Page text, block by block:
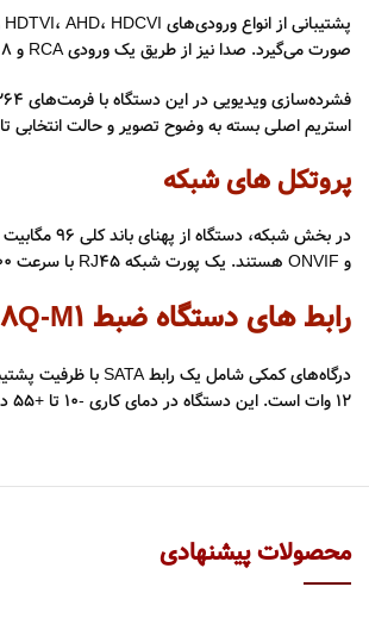
صورت می‌گیرد. صدا نیز از طریق یک ورودی RCA و 8 کانال از طریق کابل کواکسیال منتقل می‌شود و یک کانال خروجی صدا به همراه صدای دوطرفه از طریق ورودی اول RCA وجود دارد.
استریم اصلی بسته به وضوح تصویر و حالت انتخابی تا 30 فریم در ثانیه متغیر است. بیت‌ریت ویدیویی بین 32 کیلوبیت تا 6 مگابیت بر ثانیه بوده و قابلیت Dual-stream برای کاهش مصرف پهنای باند نیز پشتیبانی می‌شود.
پروتکل های شبکه
و ONVIF هستند. یک پورت شبکه RJ45 با سرعت 10/100 مگابیت در ثانیه و قابلیت اتصال به Wi-Fi از طریق دانگل USB وجود دارد.
رابط های دستگاه ضبط DVR-208Q-M1
12 وات است. این دستگاه در دمای کاری -10 تا +55 درجه سانتی‌گراد و رطوبت 10 تا 90 درصد به خوبی عمل می‌کند. ابعاد آن 263×225×48 میلی‌متر و وزن آن کمتر از 1 کیلوگرم (بدون هارد) است.